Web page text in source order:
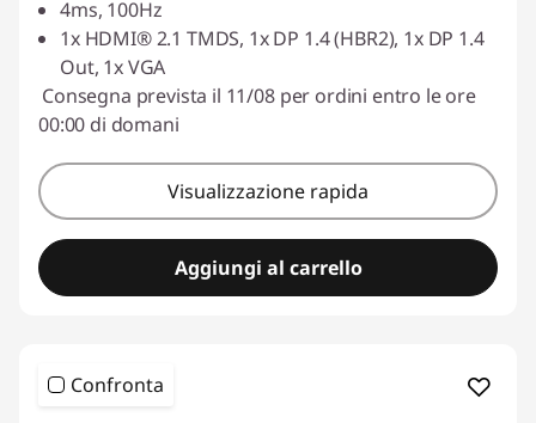
Usa il coupon :
4ms, 100Hz
1x HDMI® 2.1 TMDS, 1x DP 1.4 (HBR2), 1x DP 1.4
Out, 1x VGA
Consegna prevista il 11/08 per ordini entro le ore
00:00 di domani
Visualizzazione rapida
Aggiungi al carrello
Confronta